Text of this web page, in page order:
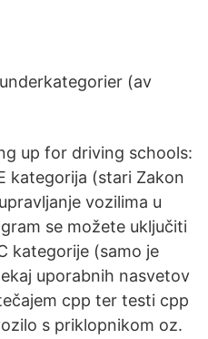
(av
up for driving schools:
kategorija (stari Zakon
vozilima u
se možete uključiti
kategorije (samo je
uporabnih nasvetov
cpp ter testi cpp
s priklopnikom oz.